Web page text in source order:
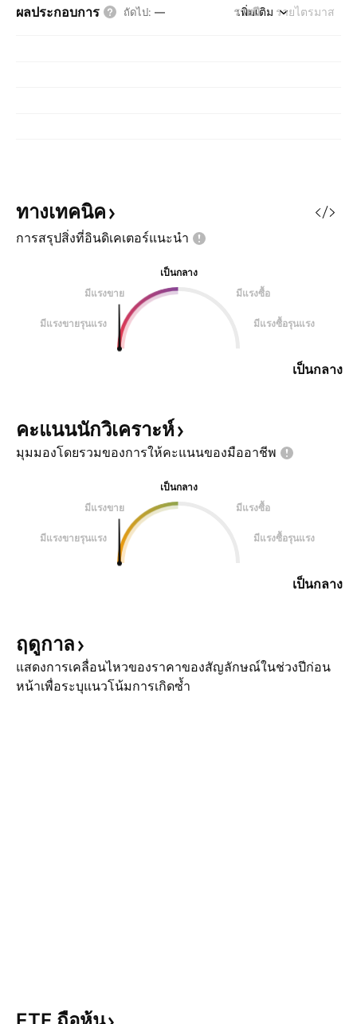
ผลประกอบการ ถัดไป: — รายปี รายไตรมาส
เพิ่มเติม
ทางเทคนิค
การสรุปสิ่งที่อินดิเคเตอร์แนะนำ
เป็นกลาง
มีแรงขาย
มีแรงซื้อ
มีแรงขายรุนแรง มีแรงซื้อรุนแรง
เป็นกลาง
คะแนนนักวิเคราะห์
มุมมองโดยรวมของการให้คะแนนของมืออาชีพ
เป็นกลาง
มีแรงขาย
มีแรงซื้อ
มีแรงขายรุนแรง มีแรงซื้อรุนแรง
เป็นกลาง
ฤดูกาล
แสดงการเคลื่อนไหวของราคาของสัญลักษณ์ในช่วงปีก่อน
หน้าเพื่อระบุแนวโน้มการเกิดซ้ำ